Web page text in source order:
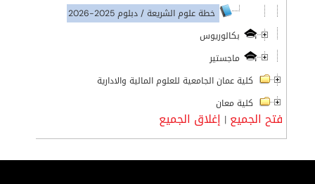
خطة علوم الشريعة / دبلوم 2025-2026
بكالوريوس
ماجستير
كلية عمان الجامعية للعلوم المالية والادارية
كلية معان
فتح الجميع | إغلاق الجميع